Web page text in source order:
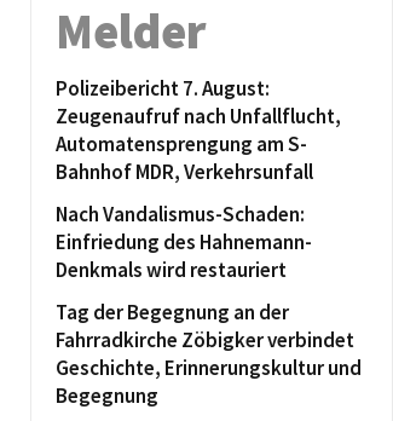
Melder
Polizeibericht 7. August:
Zeugenaufruf nach Unfallflucht,
Automatensprengung am S-
Bahnhof MDR, Verkehrsunfall
Nach Vandalismus-Schaden:
Einfriedung des Hahnemann-
Denkmals wird restauriert
Tag der Begegnung an der
Fahrradkirche Zöbigker verbindet
Geschichte, Erinnerungskultur und
Begegnung